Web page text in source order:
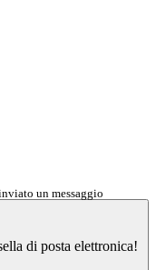
un messaggio
di posta elettronica!